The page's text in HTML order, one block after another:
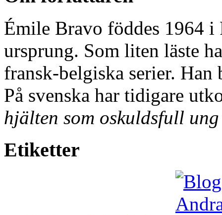
Émile Bravo föddes 1964 i
ursprung. Som liten läste
fransk-belgiska serier.
På svenska har tidigare
hjälten som oskuldsfull
Etiketter